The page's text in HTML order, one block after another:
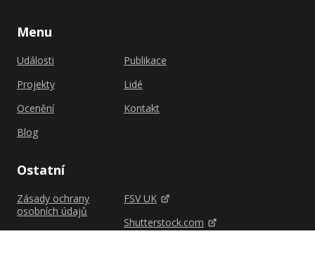
Menu
Události
Projekty
Ocenění
Blog
Publikace
Lidé
Kontakt
Ostatní
Zásady ochrany
osobních údajů
Zásady cookies (EU)
FSV UK
Shutterstock.com